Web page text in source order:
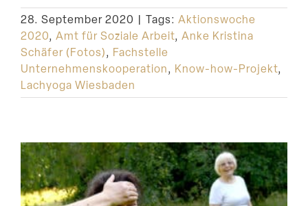
28. September 2020 | Tags: Aktionswoche
2020, Amt für Soziale Arbeit, Anke Kristina
Schäfer (Fotos), Fachstelle
Unternehmenskooperation, Know-how-Projekt,
Lachyoga Wiesbaden